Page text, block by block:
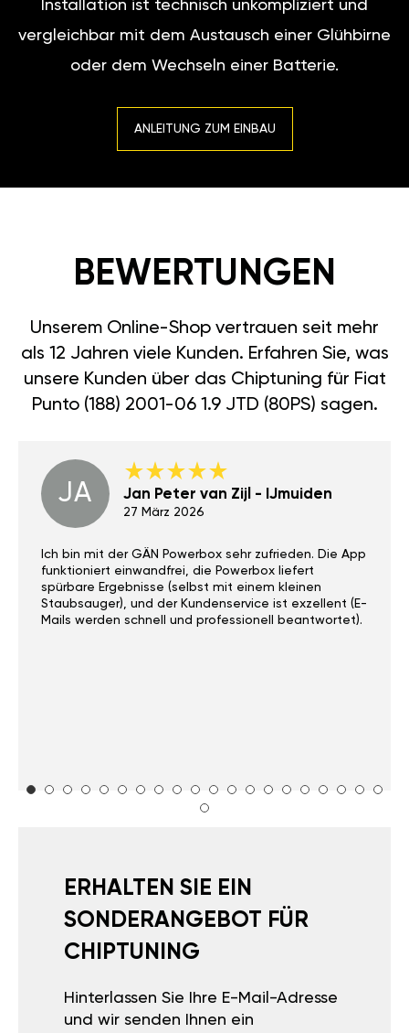
Installation ist technisch unkompliziert und
vergleichbar mit dem Austausch einer Glühbirne
oder dem Wechseln einer Batterie.
ANLEITUNG ZUM EINBAU
BEWERTUNGEN
Unserem Online-Shop vertrauen seit mehr
als 12 Jahren viele Kunden. Erfahren Sie, was
unsere Kunden über das Chiptuning für Fiat
Punto (188) 2001-06 1.9 JTD (80PS) sagen.
JA Jan Peter van Zijl - IJmuiden
27 März 2026
Ich bin mit der GÄN Powerbox sehr zufrieden. Die App
funktioniert einwandfrei, die Powerbox liefert
spürbare Ergebnisse (selbst mit einem kleinen
Staubsauger), und der Kundenservice ist exzellent (E-
Mails werden schnell und professionell beantwortet).
ERHALTEN SIE EIN
SONDERANGEBOT FÜR
CHIPTUNING
Hinterlassen Sie Ihre E-Mail-Adresse
und wir senden Ihnen ein